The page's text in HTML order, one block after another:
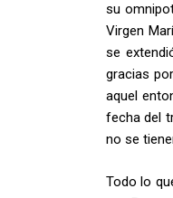
su
Virgen
se
gracias
aquel
fecha del
no se
Todo lo